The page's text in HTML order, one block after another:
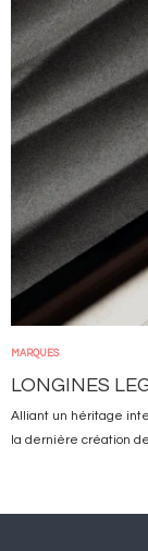
MARQUES
LONGINES
Alliant un héritage
la dernière création